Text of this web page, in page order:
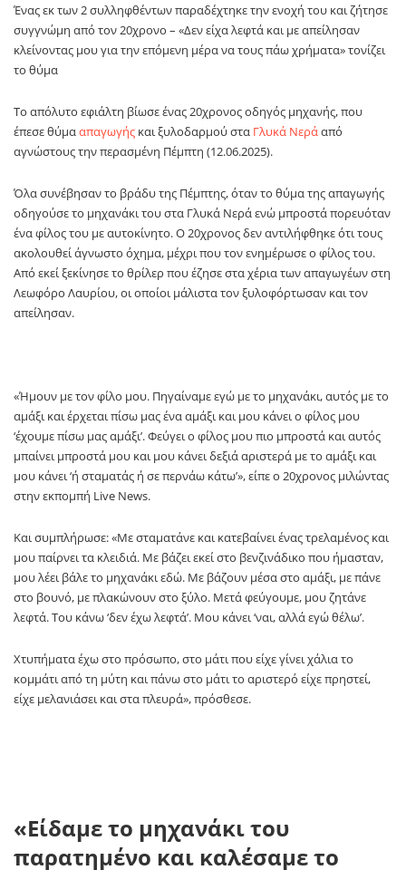
Ένας εκ των 2 συλληφθέντων παραδέχτηκε την ενοχή του και ζήτησε
συγγνώμη από τον 20χρονο – «Δεν είχα λεφτά και με απείλησαν
κλείνοντας μου για την επόμενη μέρα να τους πάω χρήματα» τονίζει
το θύμα
Το απόλυτο εφιάλτη βίωσε ένας 20χρονος οδηγός μηχανής, που
έπεσε θύμααπαγωγής και ξυλοδαρμού στα Γλυκά Νεράαπό
αγνώστους την περασμένη Πέμπτη (12.06.2025).
Όλα συνέβησαν το βράδυ της Πέμπτης, όταν το θύμα της απαγωγής
οδηγούσε το μηχανάκι του στα Γλυκά Νερά ενώ μπροστά πορευόταν
ένα φίλος του με αυτοκίνητο. Ο 20χρονος δεν αντιλήφθηκε ότι τους
ακολουθεί άγνωστο όχημα, μέχρι που τον ενημέρωσε ο φίλος του.
Από εκεί ξεκίνησε το θρίλερ που έζησε στα χέρια των απαγωγέων στη
Λεωφόρο Λαυρίου, οι οποίοι μάλιστα τον ξυλοφόρτωσαν και τον
απείλησαν.
«Ήμουν με τον φίλο μου. Πηγαίναμε εγώ με το μηχανάκι, αυτός με το
αμάξι και έρχεται πίσω μας ένα αμάξι και μου κάνει ο φίλος μου
‘έχουμε πίσω μας αμάξι’. Φεύγει ο φίλος μου πιο μπροστά και αυτός
μπαίνει μπροστά μου και μου κάνει δεξιά αριστερά με το αμάξι και
μου κάνει ‘ή σταματάς ή σε περνάω κάτω’», είπε ο 20χρονος μιλώντας
στην εκπομπή Live News.
Και συμπλήρωσε: «Με σταματάνε και κατεβαίνει ένας τρελαμένος και
μου παίρνει τα κλειδιά. Με βάζει εκεί στο βενζινάδικο που ήμασταν,
μου λέει βάλε το μηχανάκι εδώ. Με βάζουν μέσα στο αμάξι, με πάνε
στο βουνό, με πλακώνουν στο ξύλο. Μετά φεύγουμε, μου ζητάνε
λεφτά. Του κάνω ‘δεν έχω λεφτά’. Μου κάνει ‘ναι, αλλά εγώ θέλω’.
Χτυπήματα έχω στο πρόσωπο, στο μάτι που είχε γίνει χάλια το
κομμάτι από τη μύτη και πάνω στο μάτι το αριστερό είχε πρηστεί,
είχε μελανιάσει και στα πλευρά», πρόσθεσε.
«Είδαμε το μηχανάκι του
παρατημένο και καλέσαμε το